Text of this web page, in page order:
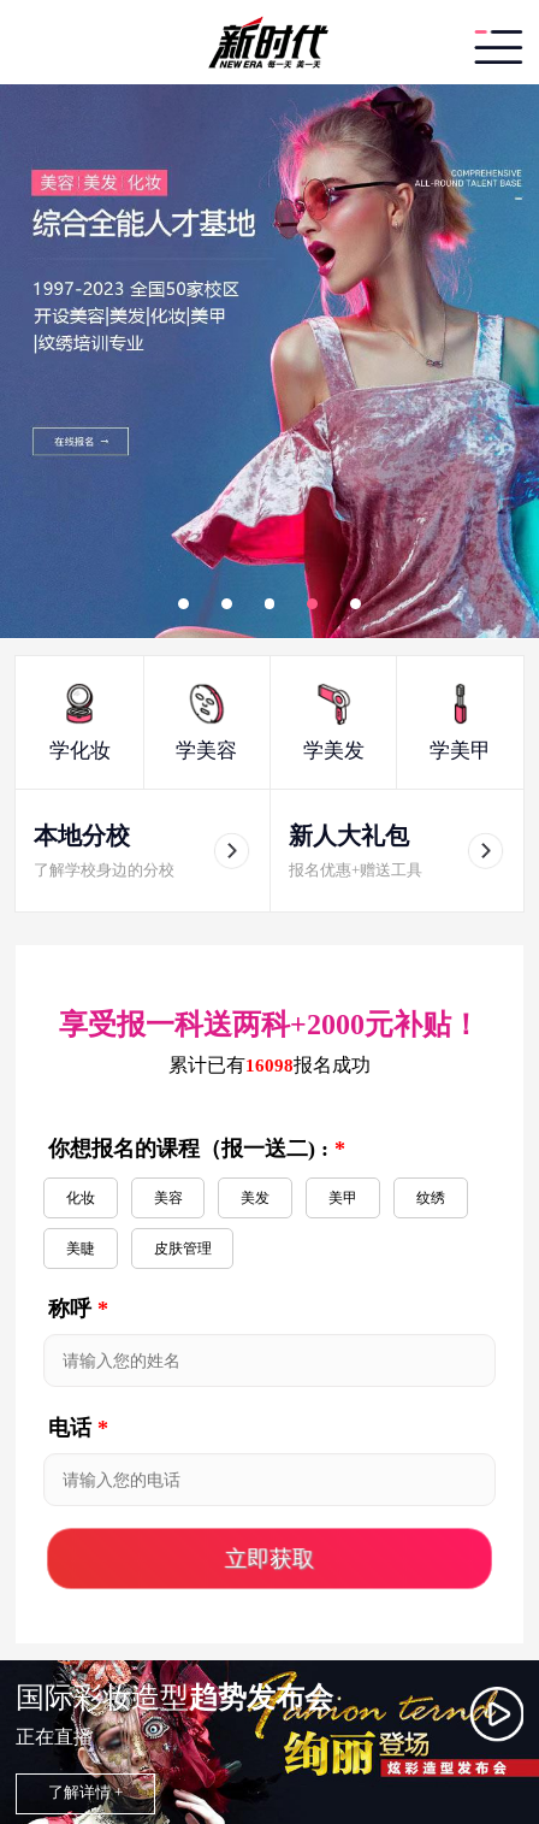
学化妆 学美容 学美发 学美甲
本地分校
了解学校身边的分校
新人大礼包
报名优惠+赠送工具
享受报一科送两科+2000元补贴！
累计已有16098报名成功
你想报名的课程（报一送二) : *
化妆 美容 美发 美甲 纹绣
美睫 皮肤管理
称呼 *
电话 *
国际彩妆造型趋势发布会
正在直播
了解详情 +